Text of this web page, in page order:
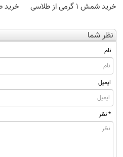
خرید شمش 1 گرمی از طلاسی
نظر شما
نام
ایمیل
* نظر